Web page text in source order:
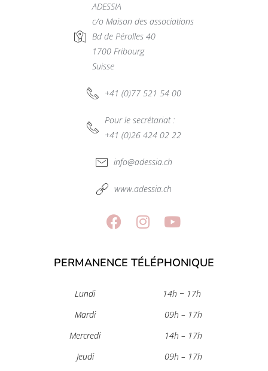
ADESSIA
c/o Maison des associations
Bd de Pérolles 40
1700 Fribourg
Suisse
+41 (0)77 521 54 00
Pour le secrétariat :
+41 (0)26 424 02 22
info@adessia.ch
www.adessia.ch
PERMANENCE TÉLÉPHONIQUE
Lundi
Mardi
Mercredi
Jeudi
14h − 17h
09h – 17h
14h – 17h
09h – 17h